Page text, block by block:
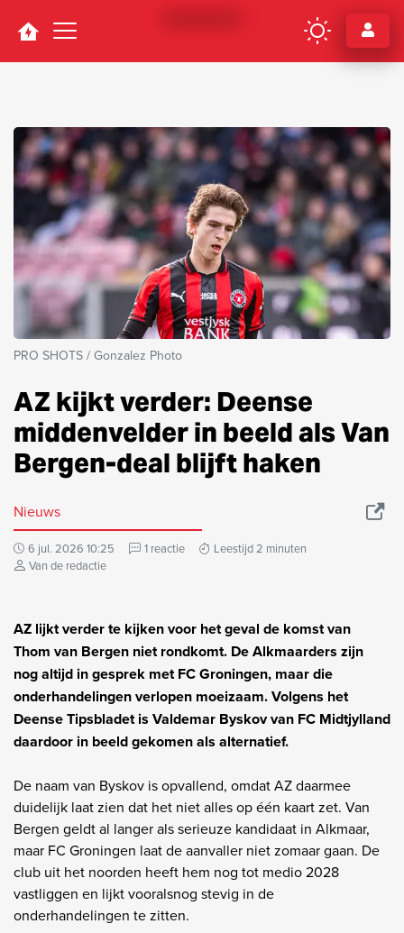
Navigation
PRO SHOTS / Gonzalez Photo
AZ kijkt verder: Deense
middenvelder in beeld als Van
Bergen-deal blijft haken
Nieuws
6 jul. 2026 10:25 1 reactie
Leestijd 2 minuten
Van de redactie
AZ lijkt verder te kijken voor het geval de komst van
Thom van Bergen niet rondkomt. De Alkmaarders zijn
nog altijd in gesprek met FC Groningen, maar die
onderhandelingen verlopen moeizaam. Volgens het
Deense Tipsbladet is Valdemar Byskov van FC Midtjylland
daardoor in beeld gekomen als alternatief.
De naam van Byskov is opvallend, omdat AZ daarmee
duidelijk laat zien dat het niet alles op één kaart zet. Van
Bergen geldt al langer als serieuze kandidaat in Alkmaar,
maar FC Groningen laat de aanvaller niet zomaar gaan. De
club uit het noorden heeft hem nog tot medio 2028
vastliggen en lijkt vooralsnog stevig in de
onderhandelingen te zitten.